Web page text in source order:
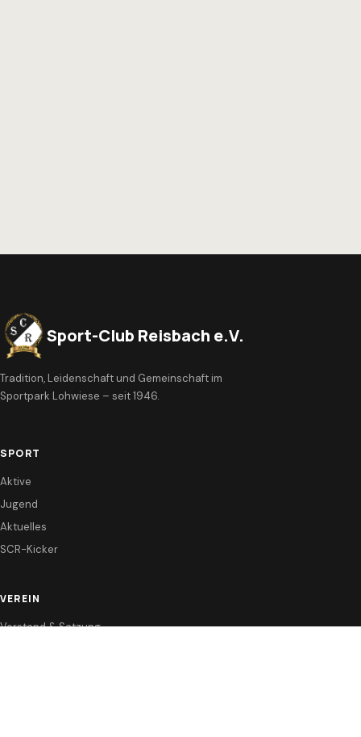
Sport-Club Reisbach e.V.
Tradition, Leidenschaft und Gemeinschaft im
Sportpark Lohwiese – seit 1946.
SPORT
Aktive
Jugend
Aktuelles
SCR-Kicker
VEREIN
Vorstand & Satzung